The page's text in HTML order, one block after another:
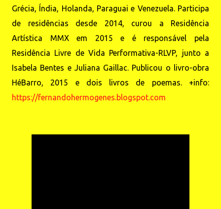
Grécia, Índia, Holanda, Paraguai e Venezuela. Participa
de residências desde 2014, curou a Residência
Artística MMX em 2015 e é responsável pela
Residência Livre de Vida Performativa-RLVP, junto a
Isabela Bentes e Juliana Gaillac. Publicou o livro-obra
HéBarro, 2015 e dois livros de poemas. +info:
https://fernandohermogenes.blogspot.com